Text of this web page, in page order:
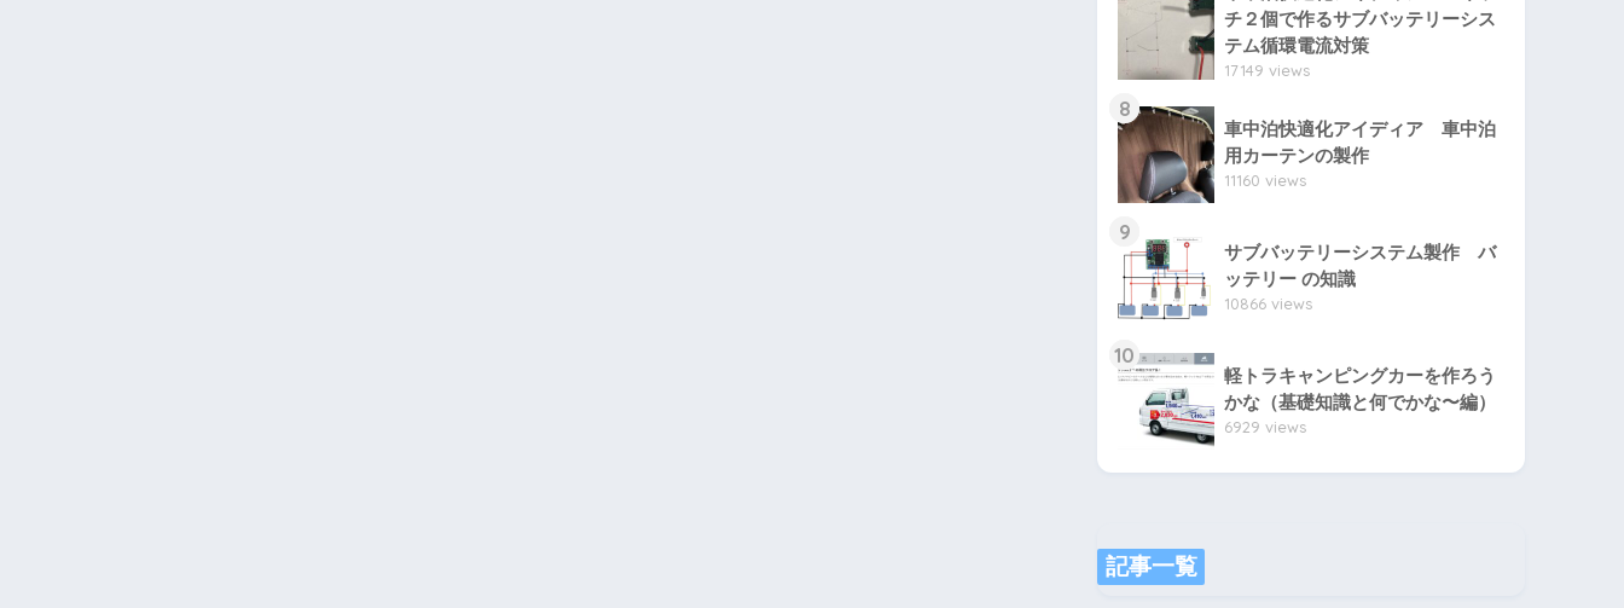
チ２個で作るサブバッテリーシス
テム循環電流対策
17149 views
8
車中泊快適化アイディア 車中泊
用カーテンの製作
11160 views
9
サブバッテリーシステム製作 バ
ッテリー の知識
10866 views
10
軽トラキャンピングカーを作ろう
かな（基礎知識と何でかな〜編）
6929 views
記事一覧